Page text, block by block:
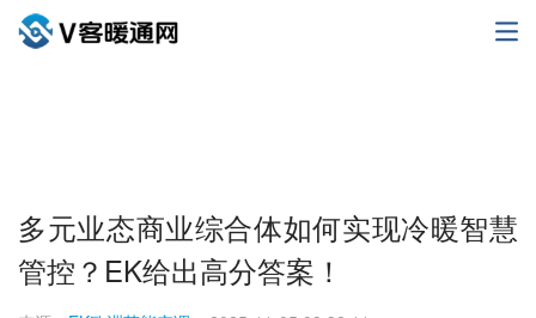
多元业态商业综合体如何实现冷暖智慧
管控？EK给出高分答案！